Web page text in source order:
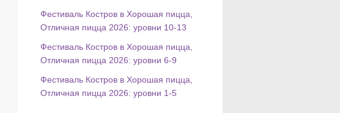
Фестиваль Костров в Хорошая пицца,
Отличная пицца 2026: уровни 10-13
Фестиваль Костров в Хорошая пицца,
Отличная пицца 2026: уровни 6-9
Фестиваль Костров в Хорошая пицца,
Отличная пицца 2026: уровни 1-5